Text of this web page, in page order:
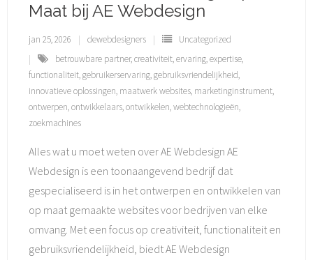
Maat bij AE Webdesign
jan 25, 2026 dewebdesigners
Uncategorized
betrouwbare partner,creativiteit,ervaring,expertise,
functionaliteit,gebruikerservaring,gebruiksvriendelijkheid,
innovatieve oplossingen, maatwerk websites, marketinginstrument,
ontwerpen,ontwikkelaars,ontwikkelen,webtechnologieën,
zoekmachines
Alles wat u moet weten over AE Webdesign AE
Webdesign is een toonaangevend bedrijf dat
gespecialiseerd is in het ontwerpen en ontwikkelen van
op maat gemaakte websites voor bedrijven van elke
omvang. Met een focus op creativiteit, functionaliteit en
gebruiksvriendelijkheid, biedt AE Webdesign